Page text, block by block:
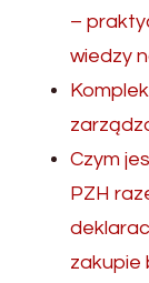
–
wiedzy
Czym
PZH
zakupie